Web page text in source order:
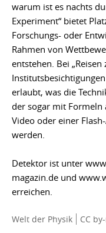
warum ist es nachts
Experiment“ bietet
Forschungs- oder
Rahmen von
entstehen. Bei
erlaubt, was die
der sogar mit Formeln
Video oder einer
werden.
Detektor ist unter
magazin.de und
erreichen.
Welt der Physik CC